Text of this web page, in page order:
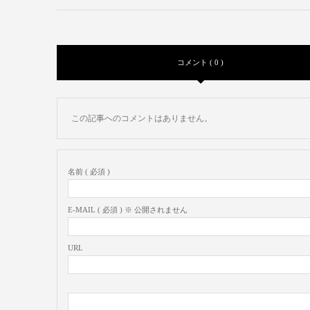
コメント ( 0 )
この記事へのコメントはありません。
名前 ( 必須 )
E-MAIL ( 必須 ) ※ 公開されません
URL